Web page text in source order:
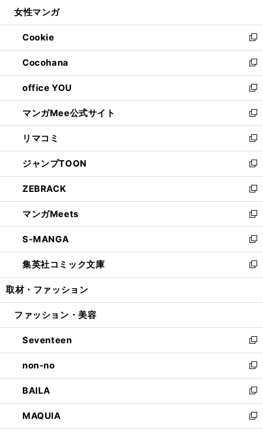
開
く
ウ
で
開
く
ン
ド
ウ
で
開
く
ウ
ィ
ン
ド
ウ
で
開
く
女性マンガ
Cookie
新
し
い
ウ
ィ
ン
ド
ウ
で
開
く
Cocohana
新
し
い
ウ
ィ
ン
ド
ウ
で
開
く
office YOU
新
し
い
ウ
ィ
ン
ド
ウ
で
開
く
マンガMee公式サイト
新
し
い
ウ
ィ
ン
ド
ウ
で
開
く
リマコミ
新
し
い
ウ
ィ
ン
ド
ウ
で
開
く
ジャンプTOON
新
し
い
ウ
ィ
ン
ド
ウ
で
開
ZEBRACK
新
し
い
ウ
ィ
ン
ド
ウ
開
マンガMeets
新
し
い
ウ
ィ
ン
ウ
開
く
S-MANGA
新
し
い
ウ
ン
ウ
で
開
く
集英社コミック文庫
新
し
ウ
ン
ド
ウ
で
開
く
取材・ファッション
ファッション・美容
Seventeen
新
し
い
ウ
ィ
ン
ド
ウ
non-no
新
し
い
ウ
ィ
ン
BAILA
新
し
い
ウ
MAQUIA
新
し